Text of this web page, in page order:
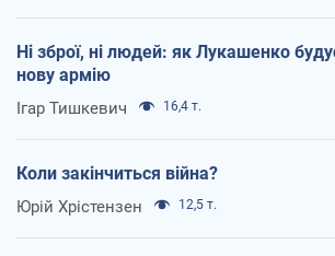
Ні зброї, ні людей: як Лукашенко
нову армію
Ігар Тишкевич 16,4 т.
Коли закінчиться війна?
Юрій Хрістензен 12,5 т.